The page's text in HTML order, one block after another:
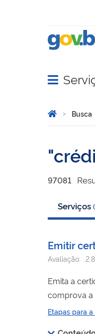
Abrir
Você está
PáginaBusca
97081
Serviços (
Emitir
Avaliação: 2.8
Emita a
comprova a
(PGFN). Também conhecida como Certidão Conjunta, ela informa se há ou não pendências relativas a débitos tributários federais
Etapas para